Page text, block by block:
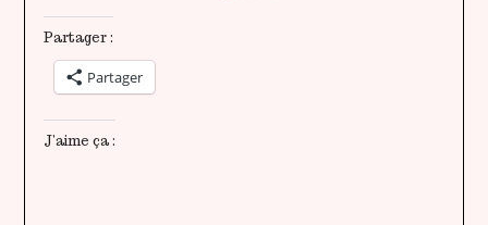
Partager :
Partager
J’aime ça :